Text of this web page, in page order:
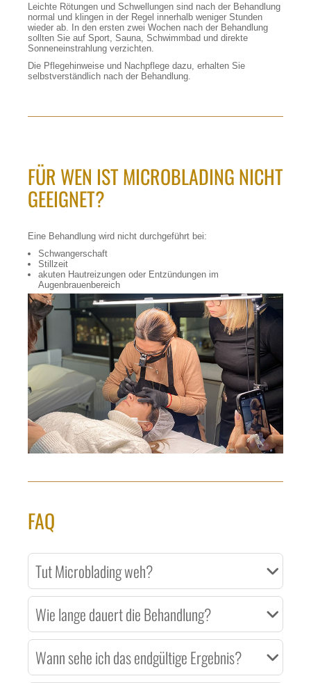
Leichte Rötungen und Schwellungen sind nach der Behandlung
normal und klingen in der Regel innerhalb weniger Stunden
wieder ab. In den ersten zwei Wochen nach der Behandlung
sollten Sie auf Sport, Sauna, Schwimmbad und direkte
Sonneneinstrahlung verzichten.
Die Pflegehinweise und Nachpflege dazu, erhalten Sie
selbstverständlich nach der Behandlung.
FÜR WEN IST MICROBLADING NICHT
GEEIGNET?
Eine Behandlung wird nicht durchgeführt bei:
Schwangerschaft
Stillzeit
akuten Hautreizungen oder Entzündungen im
Augenbrauenbereich
FAQ
Tut Microblading weh?
Wie lange dauert die Behandlung?
Wann sehe ich das endgültige Ergebnis?